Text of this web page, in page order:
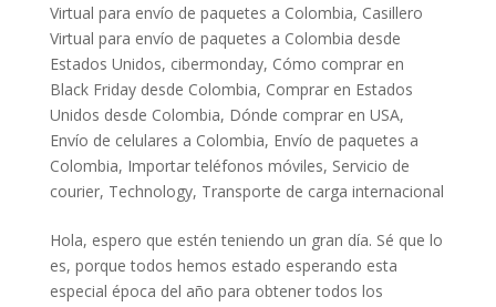
Virtual para envío de paquetes a Colombia, Casillero
Virtual para envío de paquetes a Colombia desde
Estados Unidos, cibermonday, Cómo comprar en
Black Friday desde Colombia, Comprar en Estados
Unidos desde Colombia, Dónde comprar en USA,
Envío de celulares a Colombia, Envío de paquetes a
Colombia, Importar teléfonos móviles, Servicio de
courier, Technology, Transporte de carga internacional
Hola, espero que estén teniendo un gran día. Sé que lo
es, porque todos hemos estado esperando esta
especial época del año para obtener todos los